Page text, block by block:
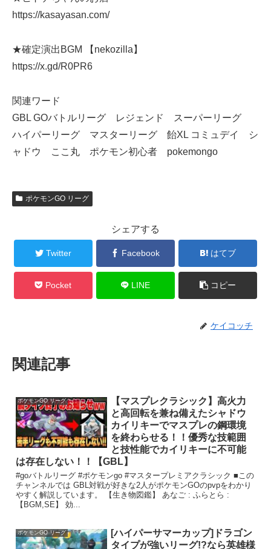
https://kasayasan.com/
★確定演出BGM 【nekozilla】
https://x.gd/R0PR6
関連ワード
GBL GOバトルリーグ レジェンド スーパーリーグ
ハイパーリーグ マスターリーグ 飴XL コミュデイ シ
ャドウ ここ丸 ポケモン初心者 pokemongo
ポケモンGO リーグ
シェアする
Twitter Facebook はてブ
Pocket LINE コピー
ケイコッチ
関連記事
ポケモンGO リーグ
【マスプレクラシック】高火力
と高回転を兼ね備えたシャドウ
カイリキーでマスプレの鋼環境
を終わらせる！！優秀な技範囲
と技性能でカイリキーに不可能
は存在しない！！【GBL】
#goバトルリーグ #ポケモンgo #マスタープレミアクラシック ■この
チャンネルでは GBL対戦が好きな2人がポケモンGOのpvpをわかり
やすく解説しています。 【生き物図鑑】 あなご : ふらとら :
【BGM,SE】 効...
ポケモンGO リーグ
[ハイパーサマーカップ]ドラゴン
タイプが強いリーグ!?なら英雄様